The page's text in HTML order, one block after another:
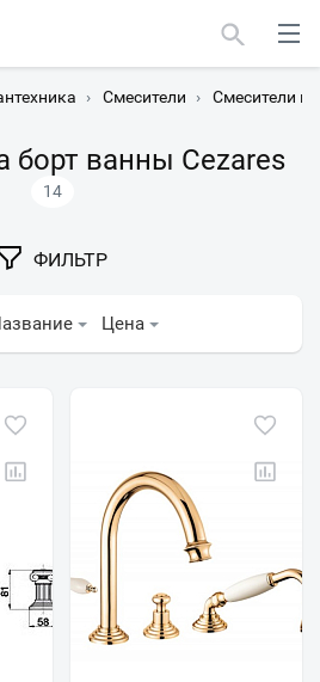
› Смесители › Смесители
борт ванны Cezares
14
ФИЛЬТР
Цена